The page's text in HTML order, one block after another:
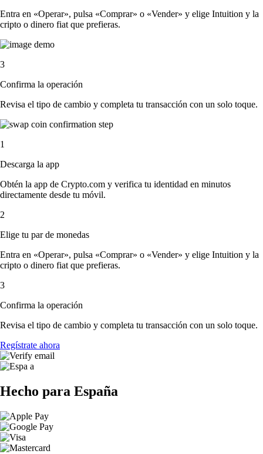
Entra en «Operar», pulsa «Comprar» o «Vender» y elige Intuition y la
cripto o dinero fiat que prefieras.
3
Confirma la operación
Revisa el tipo de cambio y completa tu transacción con un solo toque.
1
Descarga la app
Obtén la app de Crypto.com y verifica tu identidad en minutos
directamente desde tu móvil.
2
Elige tu par de monedas
Entra en «Operar», pulsa «Comprar» o «Vender» y elige Intuition y la
cripto o dinero fiat que prefieras.
3
Confirma la operación
Revisa el tipo de cambio y completa tu transacción con un solo toque.
Regístrate ahora
Hecho para España